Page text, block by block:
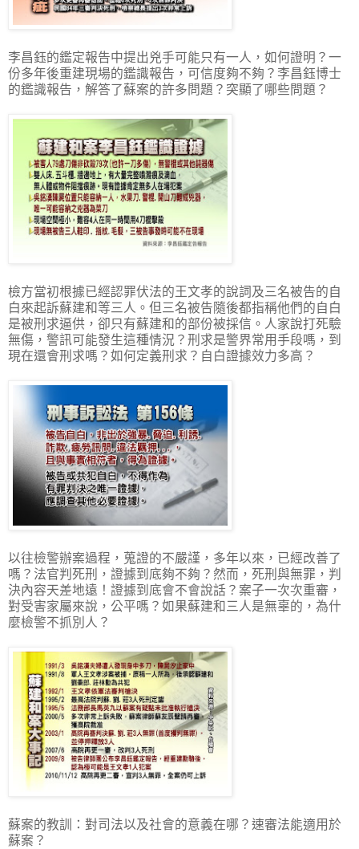
李昌鈺的鑑定報告中提出兇手可能只有一人，如何證明？一
份多年後重建現場的鑑識報告，可信度夠不夠？李昌鈺博士
的鑑識報告，解答了蘇案的許多問題？突顯了哪些問題？
檢方當初根據已經認罪伏法的王文孝的說詞及三名被告的自
白來起訴蘇建和等三人。但三名被告隨後都指稱他們的自白
是被刑求逼供，卻只有蘇建和的部份被採信。人家說打死驗
無傷，警訊可能發生這種情況？刑求是警界常用手段嗎，到
現在還會刑求嗎？如何定義刑求？自白證據效力多高？
以往檢警辦案過程，蒐證的不嚴謹，多年以來，已經改善了
嗎？法官判死刑，證據到底夠不夠？然而，死刑與無罪，判
決內容天差地遠！證據到底會不會說話？案子一次次重審，
對受害家屬來說，公平嗎？如果蘇建和三人是無辜的，為什
麼檢警不抓別人？
蘇案的教訓：對司法以及社會的意義在哪？速審法能適用於
蘇案？